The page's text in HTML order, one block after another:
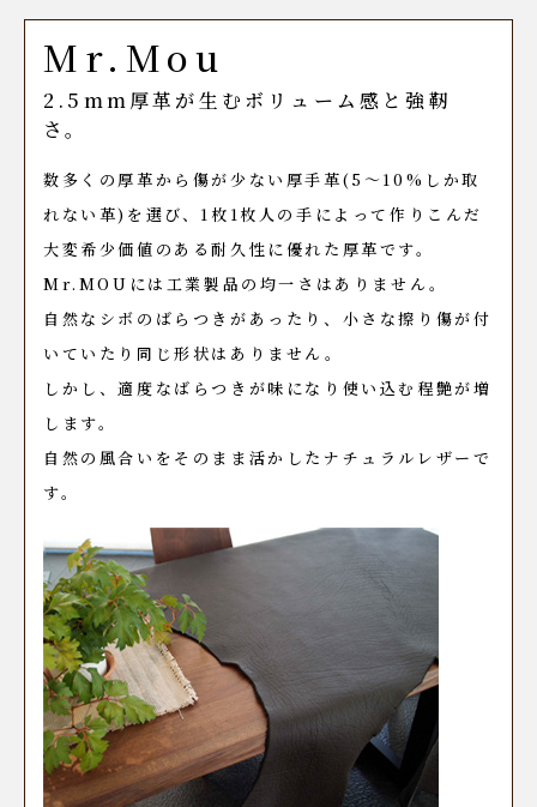
Mr.Mou
2.5mm厚革が生むボリューム感と強靭
さ。
数多くの厚革から傷が少ない厚手革(5〜10%しか取
れない革)を選び、1枚1枚人の手によって作りこんだ
大変希少価値のある耐久性に優れた厚革です。
Mr.MOUには工業製品の均一さはありません。
自然なシボのばらつきがあったり、小さな擦り傷が付
いていたり同じ形状はありません。
しかし、適度なばらつきが味になり使い込む程艶が増
します。
自然の風合いをそのまま活かしたナチュラルレザーで
す。